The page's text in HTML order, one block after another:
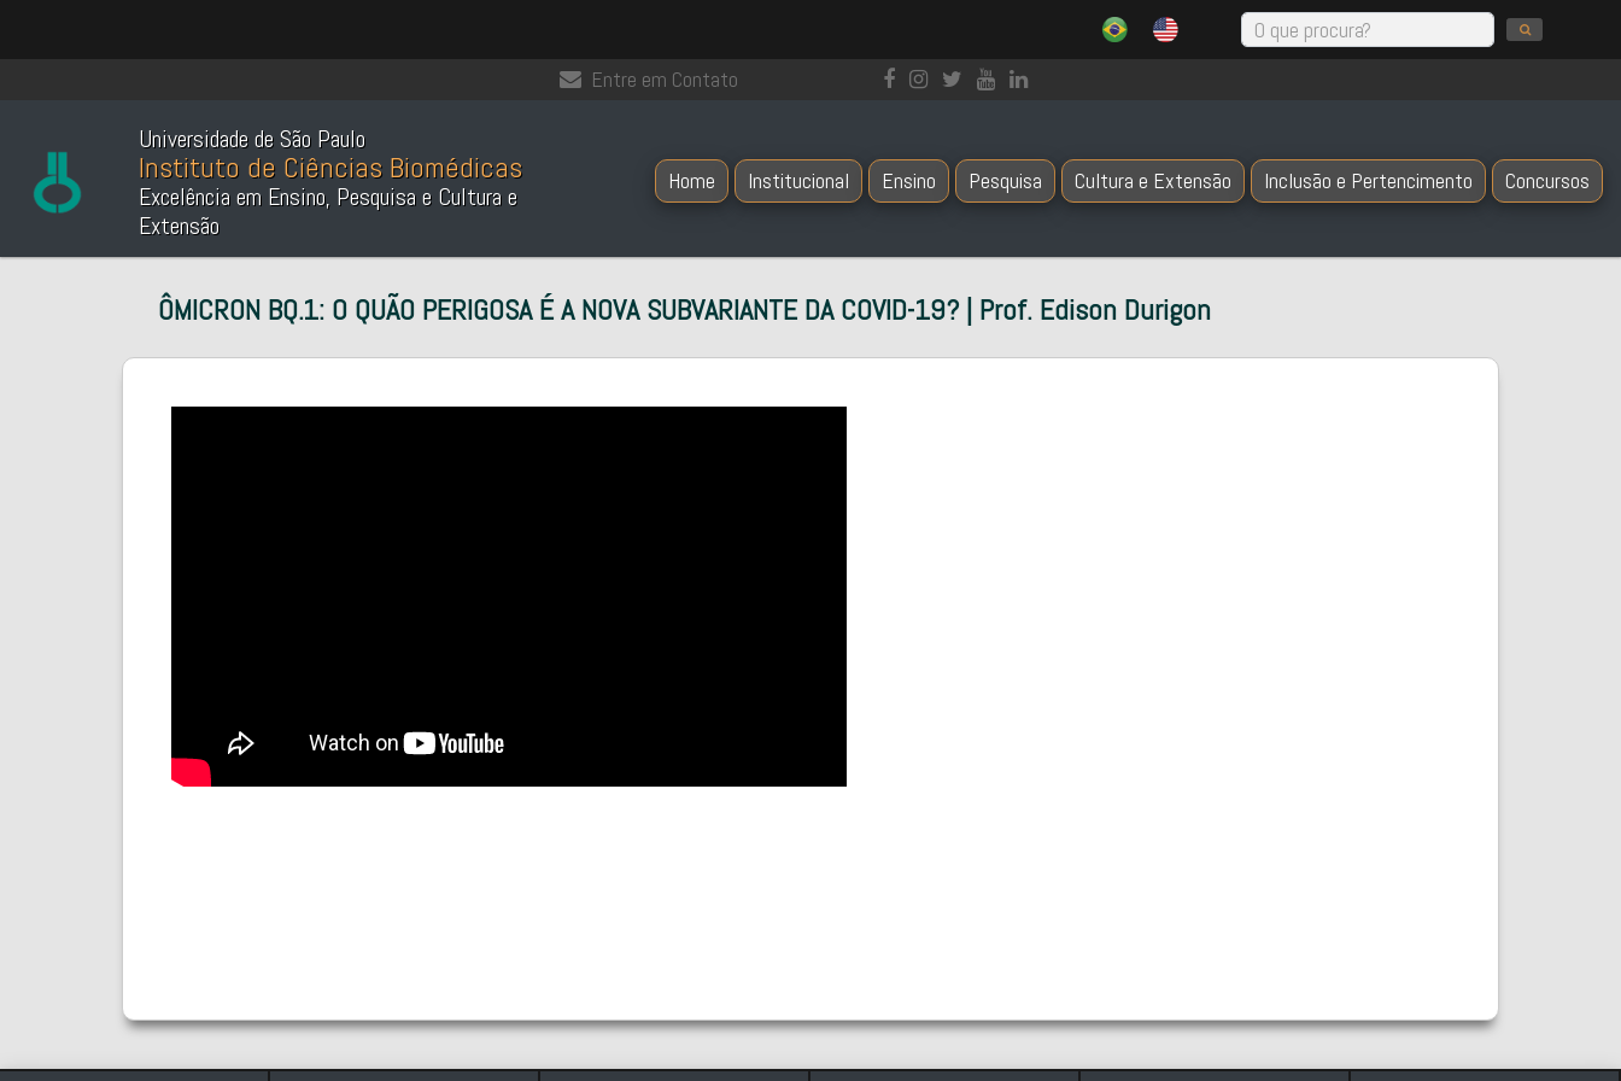
Entre em Contato
Universidade de São Paulo
Instituto de Ciências Biomédicas
Excelência em Ensino, Pesquisa e Cultura e
Extensão
Home Institucional Ensino Pesquisa Cultura e Extensão Inclusão e Pertencimento Concursos
ÔMICRON BQ.1: O QUÃO PERIGOSA É A NOVA SUBVARIANTE DA COVID-19? | Prof. Edison Durigon